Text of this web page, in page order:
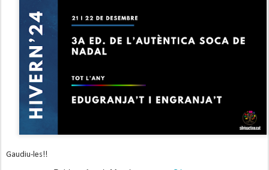
Gaudiu-les!!